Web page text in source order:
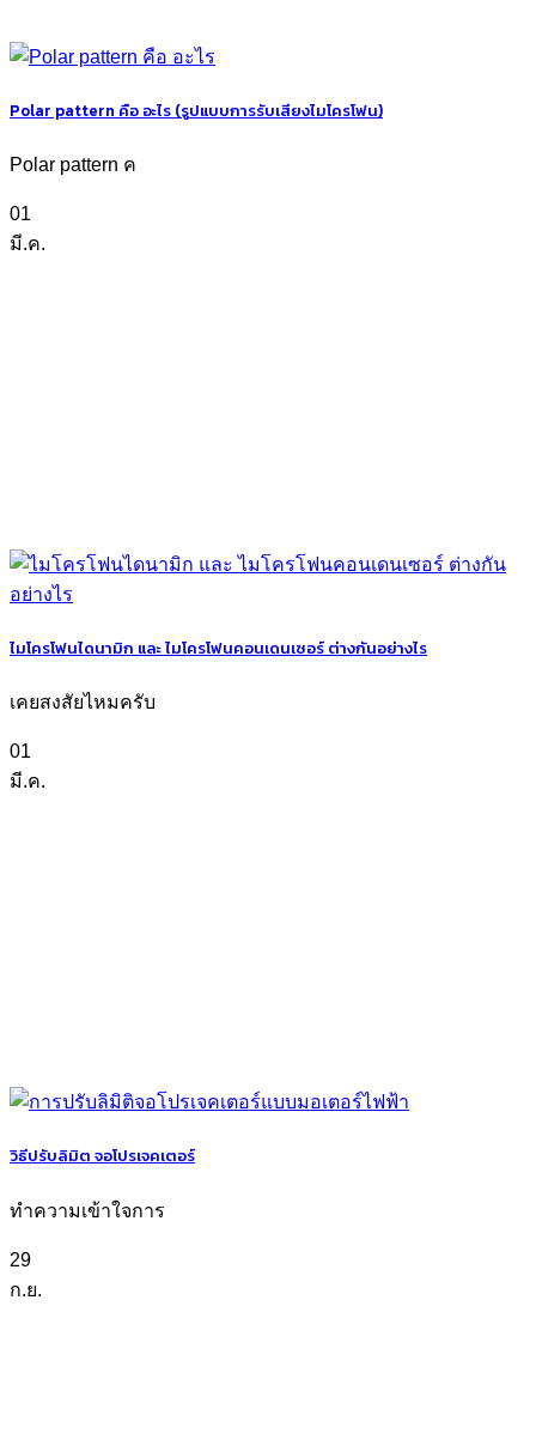
Polar pattern คือ อะไร (รูปแบบการรับเสียงไมโครโฟน)
Polar pattern ค
01
มี.ค.
ไมโครโฟนไดนามิก และ ไมโครโฟนคอนเดนเซอร์ ต่างกันอย่างไร
เคยสงสัยไหมครับ
01
มี.ค.
วิธีปรับลิมิต จอโปรเจคเตอร์
ทำความเข้าใจการ
29
ก.ย.